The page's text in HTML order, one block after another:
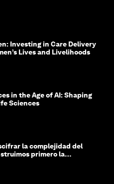
Investing in Care Delivery
Lives and Livelihoods
in the Age of AI: Shaping
Sciences
la complejidad del
primero la